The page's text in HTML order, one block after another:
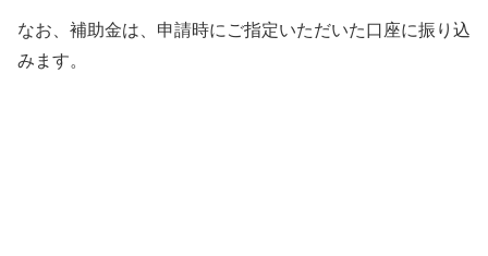
なお、補助金は、申請時にご指定いただいた口座に振り込
みます。